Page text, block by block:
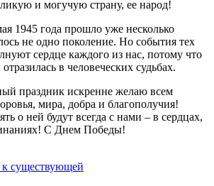
и могучую страну, ее народ!
1945 года прошло уже несколько
не одно поколение. Но события тех
сердце каждого из нас, потому что
в человеческих судьбах.
праздник искренне желаю всем
мира, добра и благополучия!
о ней будут всегда с нами – в сердцах,
С Днем Победы!